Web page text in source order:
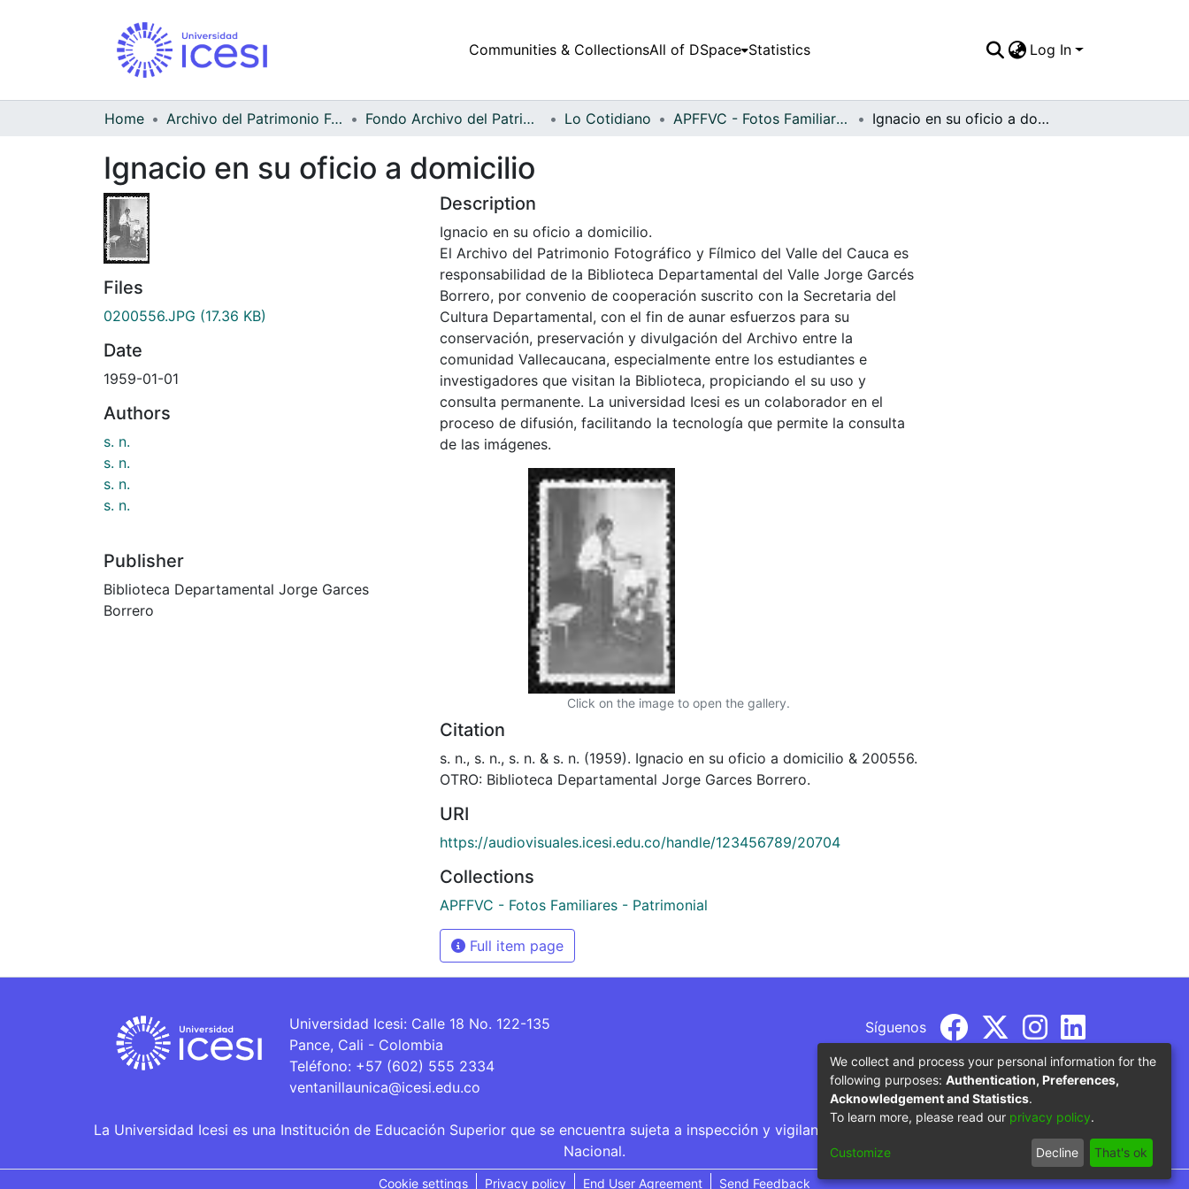
Communities & CollectionsAll of DSpace Statistics Log In
Home Archivo del Patrimonio Fotográfico y Fílmico del Valle del Cauca Fondo Archivo del Patrimonio Fotográfico y Fílmico del Valle del Cauca Lo Cotidiano APFFVC - Fotos Familiares - Patrimonial Ignacio en su oficio a domicilio
Ignacio en su oficio a domicilio
Files
0200556.JPG (17.36 KB)
Date
1959-01-01
Authors
s. n.
s. n.
s. n.
s. n.
Publisher
Biblioteca Departamental Jorge Garces
Borrero
Description
Ignacio en su oficio a domicilio.
El Archivo del Patrimonio Fotográfico y Fílmico del Valle del Cauca es
responsabilidad de la Biblioteca Departamental del Valle Jorge Garcés
Borrero, por convenio de cooperación suscrito con la Secretaria del
Cultura Departamental, con el fin de aunar esfuerzos para su
conservación, preservación y divulgación del Archivo entre la
comunidad Vallecaucana, especialmente entre los estudiantes e
investigadores que visitan la Biblioteca, propiciando el su uso y
consulta permanente. La universidad Icesi es un colaborador en el
proceso de difusión, facilitando la tecnología que permite la consulta
de las imágenes.
Click on the image to open the gallery.
Citation
s. n., s. n., s. n. & s. n. (1959). Ignacio en su oficio a domicilio & 200556.
OTRO: Biblioteca Departamental Jorge Garces Borrero.
URI
https://audiovisuales.icesi.edu.co/handle/123456789/20704
Collections
APFFVC - Fotos Familiares - Patrimonial
Full item page
Universidad Icesi: Calle 18 No. 122-135
Pance, Cali - Colombia
Teléfono: +57 (602) 555 2334
ventanillaunica@icesi.edu.co
Síguenos
La Universidad Icesi es una Institución de Educación Superior que se encuentra sujeta a inspección y vigilancia por parte del Ministerio de Educación
Nacional.
Cookie settings Privacy policy End User Agreement Send Feedback
We collect and process your personal information for the
following purposes: Authentication, Preferences,
Acknowledgement and Statistics.
To learn more, please read our privacy policy.
Customize Decline That's ok